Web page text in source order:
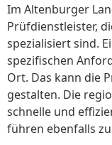
Im Altenburger
Prüfdienstleister,
spezialisiert sind.
spezifischen
Ort. Das kann die
gestalten. Die
schnelle und
führen ebenfalls